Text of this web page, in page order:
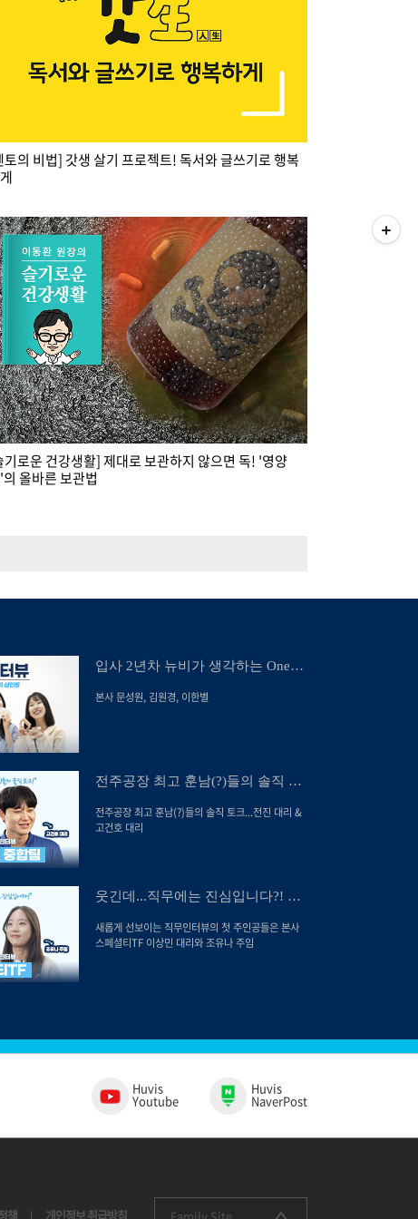
토의 비법] 갓생 살기 프로젝트! 독서와 글쓰기로 행복
기로운 건강생활] 제대로 보관하지 않으면 독! '영양
올바른 보관법
입사 2년차 뉴비가 생각하는 One
본사 문성원, 김원경, 이한별
전주공장 최고 훈남(?)들의 솔직 토
전주공장 최고 훈남(?)들의 솔직 토크...전진 대리 &
고건호 대리
웃긴데...직무에는 진심입니다?! 스
새롭게 선보이는 직무인터뷰의 첫 주인공들은 본사
스페셜티TF 이상민 대리와 조유나 주임
Huvis
Youtube
Huvis
NaverPost
책 개인정보 취급방침